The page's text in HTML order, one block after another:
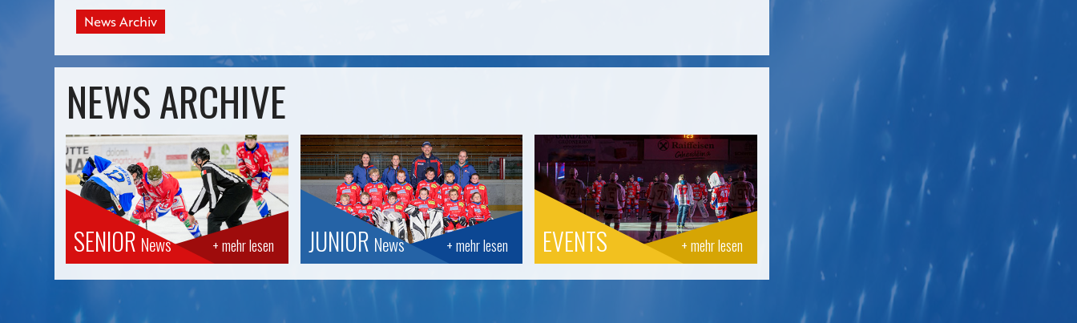
News Archiv
NEWS ARCHIVE
+ mehr lesen
SENIOR News + mehr lesen
JUNIOR News + mehr lesen
EVENTS